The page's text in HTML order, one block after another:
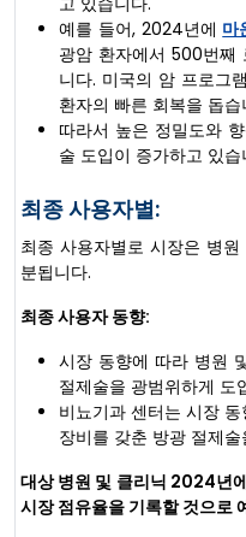
예를 들어, 2024년에 마
광암 환자에서 500번째
니다. 미국의 암 프로그
환자의 빠른 회복을 돕습
따라서 높은 정밀도와
술 도입이 증가하고 있습
최종 사용자별:
최종 사용자별로 시장은 병
분됩니다.
최종 사용자 동향:
시장 동향에 따라 병원
절제술을 광범위하게 도
비뇨기과 센터는 시장
장비를 갖춘 방광 절제
대상 병원 및 클리닉 2024년
시장 점유율을 기록할 것으로